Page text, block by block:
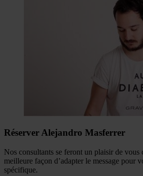
Réserver Alejandro Masferrer
Nos consultants se feront un plaisir de vous
meilleure façon d’adapter le message pour
spécifique.